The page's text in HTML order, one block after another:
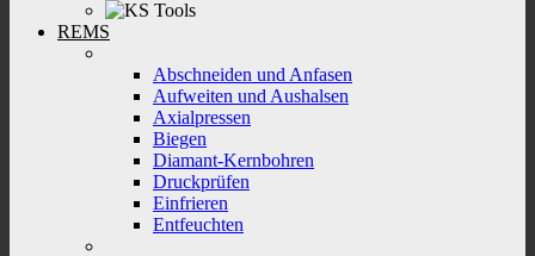
REMS
Abschneiden und Anfasen
Aufweiten und Aushalsen
Axialpressen
Biegen
Diamant-Kernbohren
Druckprüfen
Einfrieren
Entfeuchten